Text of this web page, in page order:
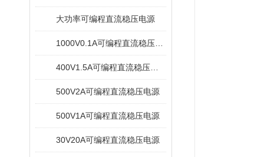
大功率可编程直流稳压电源
500V2A可编程直流稳压电源
500V1A可编程直流稳压电源
30V20A可编程直流稳压电源